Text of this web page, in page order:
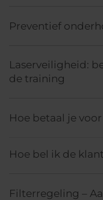
Preventief
Laserveiligheid:
de training
Hoe betaal je
Hoe bel ik de
Filterregeling –